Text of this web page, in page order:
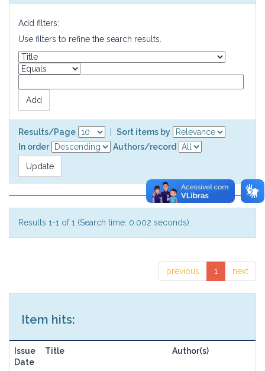
Add filters:
Use filters to refine the search results.
Results/Page
Sort items by
In order
Authors/record
Results 1-1 of 1 (Search time: 0.002 seconds).
previous 1 next
Item hits:
Issue
Date
Title Author(s)